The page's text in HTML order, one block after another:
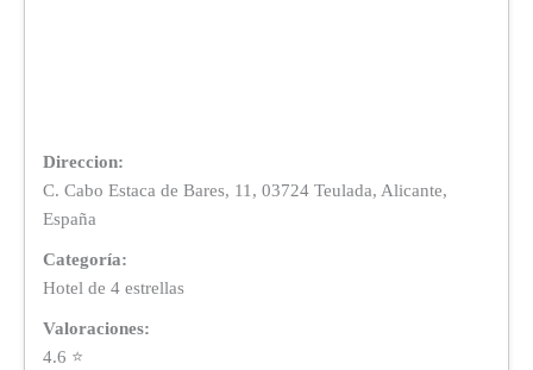
Direccion:
C. Cabo Estaca de Bares, 11, 03724 Teulada, Alicante,
España
Categoría:
Hotel de 4 estrellas
Valoraciones:
4.6 ⭐